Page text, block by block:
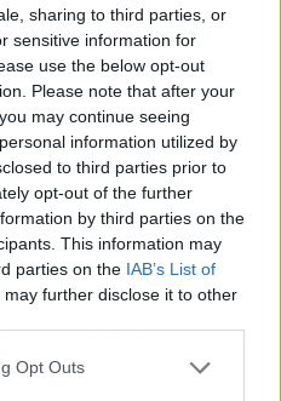
sharing to third parties, or
sensitive information for
use the below opt-out
Please note that after your
may continue seeing
information utilized by
to third parties prior to
opt-out of the further
by third parties on the
This information may
parties on the IAB’s List of
may further disclose it to other
Opt Outs
quela rapidez y la
en situaciones de
empresa está
cualquier incidencia
del día, los 7 días de
continuo asegura que
y alrededores
necesario, sin
grúa profesional,
actuales y que se